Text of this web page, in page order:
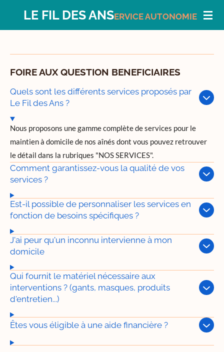
PasserLE FIL DES ANSERVICEAUTONOMIE
FOIRE AUX QUESTION BENEFICIAIRES
Quels sont les différents services proposés par
Le Fil des Ans ?
Nous proposons une gamme complète de services pour le
maintien à domicile de nos aînés dont vous pouvez retrouver
le détail dans la rubriques "NOS SERVICES".
Comment garantissez-vous la qualité de vos
services ?
Est-il possible de personnaliser les services en
fonction de besoins spécifiques ?
J'ai peur qu'un inconnu intervienne à mon
domicile
Qui fournit le matériel nécessaire aux
interventions ? (gants, masques, produits
d'entretien...)
Êtes vous éligible à une aide financière ?